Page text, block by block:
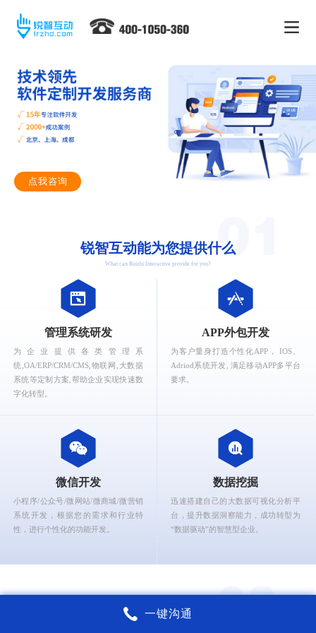
点我咨询
锐智互动能为您提供什么
What can Ruizhi Interactive provide for you?
管理系统研发
为企业提供各类管理系
统,OA/ERP/CRM/CMS,物联网,大数据
系统等定制方案,帮助企业实现快速数
字化转型。
APP外包开发
为客户量身打造个性化APP， IOS、
Adriod系统开发, 满足移动APP多平台
要求。
微信开发
小程序/公众号/微网站/微商城/微营销
系统开发，根据您的需求和行业特
性，进行个性化的功能开发。
数据挖掘
迅速搭建自己的大数据可视化分析平
台，提升数据洞察能力，成功转型为
“数据驱动”的智慧型企业。
锐智互动核心能力
一键沟通